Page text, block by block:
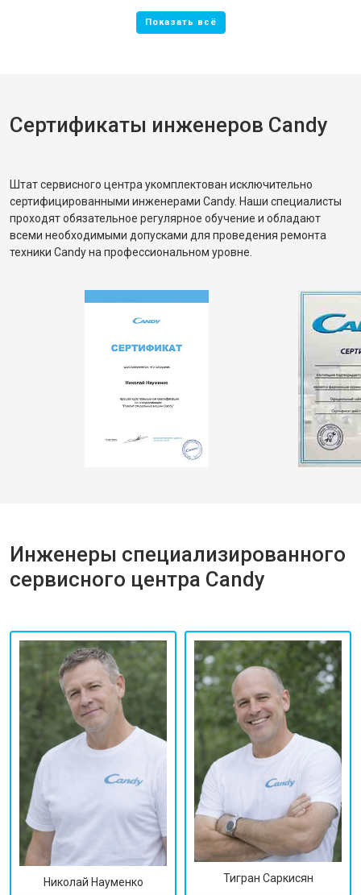
Сертификаты инженеров Candy
Штат сервисного центра укомплектован исключительно
сертифицированными инженерами Candy. Наши специалисты
проходят обязательное регулярное обучение и обладают
всеми необходимыми допусками для проведения ремонта
техники Candy на профессиональном уровне.
Инженеры специализированного
сервисного центра Candy
Николай Науменко Тигран Саркисян